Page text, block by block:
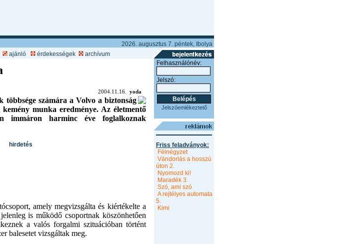
2026. augusztus 7. péntek, Ibolya
ajánló érdekességek
archívum
2004.11.16. yoda
számára a Volvo a biztonság
munka eredménye. Az életmentő
immáron harminc éve foglalkoznak
hirdetés
amely megvizsgálta és kiértékelte a
is működő csoportnak köszönhetően
a valós forgalmi szituációban történt
balesetet vizsgáltak meg.
Felhasználónév:
Jelszó:
Jelszóemlékeztető
Friss feladványok:
Félnégyzet
Vándorlás a hosszú
úton 2.
Nyomozd ki!
Maradék 3.
Szó, ami szó
A rejtélyes automata
5.
Kimi